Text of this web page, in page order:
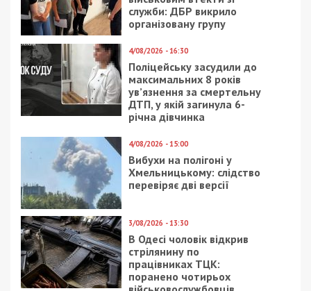
Приєднуйтесь також до 49000 в Google News. Слідкуйте
за останніми новинами!
Приєднатися
Предыдущая статья:
В Днепре задержали ревнивого
лжеминера
Следующая статья:
В полиции Днепра рассказали о том, кто
“минирует” город